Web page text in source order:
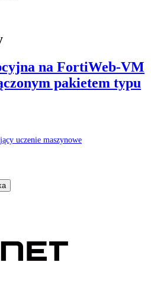
na FortiWeb-VM
pakietem typu
uczenie maszynowe